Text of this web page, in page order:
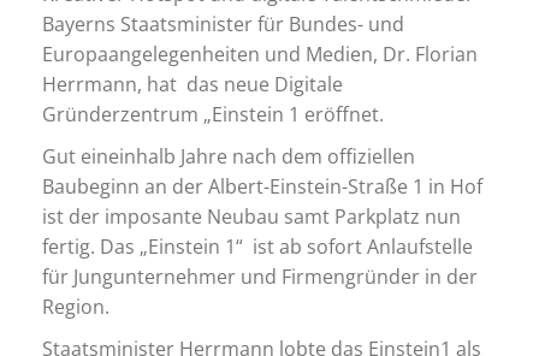
Bayerns Staatsminister für Bundes- und
Europaangelegenheiten und Medien, Dr. Florian
Herrmann, hat das neue Digitale
Gründerzentrum „Einstein 1 eröffnet.
Gut eineinhalb Jahre nach dem offiziellen
Baubeginn an der Albert-Einstein-Straße 1 in Hof
ist der imposante Neubau samt Parkplatz nun
fertig. Das „Einstein 1“ ist ab sofort Anlaufstelle
für Jungunternehmer und Firmengründer in der
Region.
Staatsminister Herrmann lobte das Einstein1 als